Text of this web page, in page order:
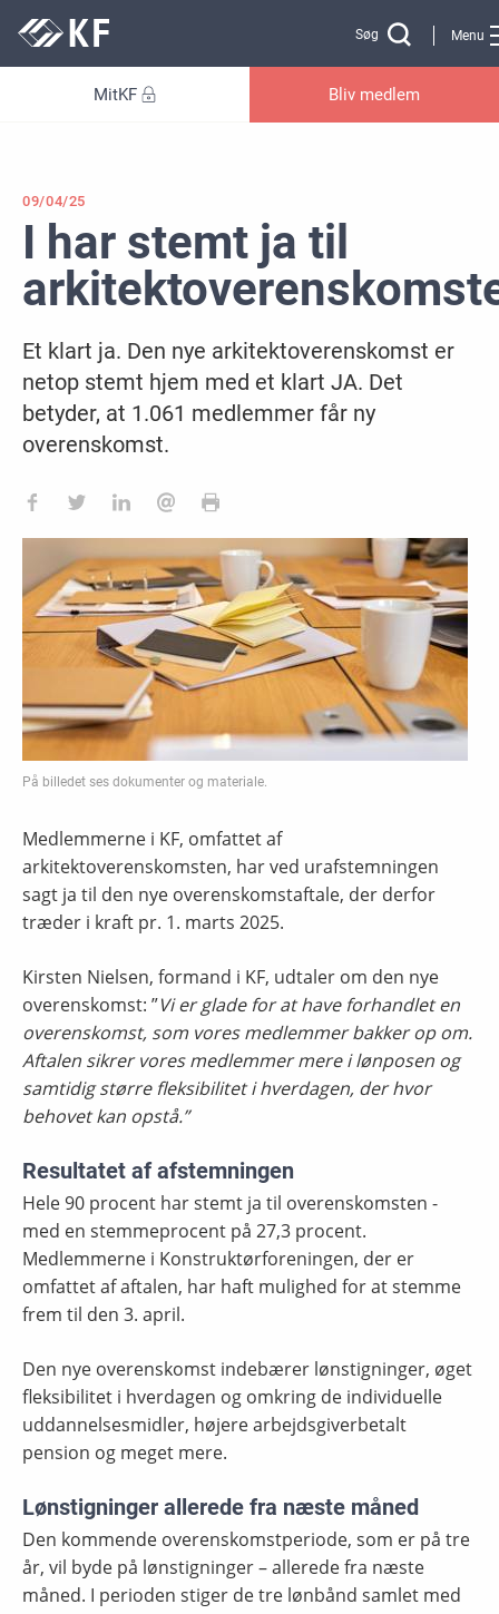
Menu
Søg
MitKF Bliv medlem
09/04/25
I har stemt ja til
Et klart ja. Den nye arkitektoverenskomst er
netop stemt hjem med et klart JA. Det
betyder, at 1.061 medlemmer får ny
overenskomst.
På billedet ses dokumenter og materiale.
Medlemmerne i KF, omfattet af
arkitektoverenskomsten, har ved urafstemningen
sagt ja til den nye overenskomstaftale, der derfor
træder i kraft pr. 1. marts 2025.
Kirsten Nielsen, formand i KF, udtaler om den nye
overenskomst: ”Vi er glade for at have forhandlet en
overenskomst, som vores medlemmer bakker op om.
Aftalen sikrer vores medlemmer mere i lønposen og
samtidig større fleksibilitet i hverdagen, der hvor
behovet kan opstå.”
Resultatet af afstemningen
Hele 90 procent har stemt ja til overenskomsten -
med en stemmeprocent på 27,3 procent.
Medlemmerne i Konstruktørforeningen, der er
omfattet af aftalen, har haft mulighed for at stemme
frem til den 3. april.
Den nye overenskomst indebærer lønstigninger, øget
fleksibilitet i hverdagen og omkring de individuelle
uddannelsesmidler, højere arbejdsgiverbetalt
pension og meget mere.
Lønstigninger allerede fra næste måned
Den kommende overenskomstperiode, som er på tre
år, vil byde på lønstigninger – allerede fra næste
måned. I perioden stiger de tre lønbånd samlet med